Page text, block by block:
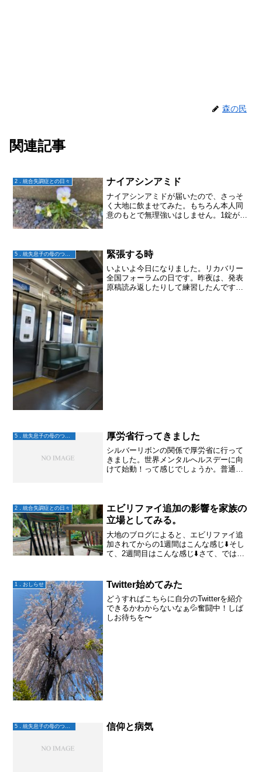
森の民
関連記事
2．統合失調症との日々 ナイアシンアミド
ナイアシンアミドが届いたので、さっそ
く大地に飲ませてみた。もちろん本人同
意のもとで無理強いはしません。1錠が
るからね。...
5．統失息子の母のつぶやき 緊張する時
いよいよ今日になりました。リカバリー
全国フォーラムの日です。昨夜は、発表
原稿読み返したりして練習したんです
厚労省行ってきました
シルバーリボンの関係で厚労省に行って
きました。世界メンタルへルスデーに向
けて始動！って感じでしょうか。普通の
2．統合失調症との日々
エビリファイ追加の影響を家族の
立場としてみる。
大地のブログによると、エビリファイ追
加されてからの1週間はこんな感じ⬇️そし
て、2週間目はこんな感じ⬇️さて、ではこ
何かしてる時間が圧倒的に増えた。早起
きしてファミレス...
1．おしらせ Twitter始めてみた
どうすればこちらに自分のTwitterを紹介
できるかわからないなぁ💦奮闘中！しば
しお待ちを〜
信仰と病気